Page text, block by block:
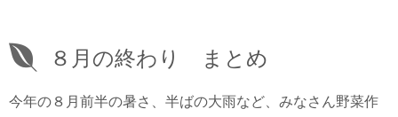
８月の終わり まとめ
今年の８月前半の暑さ、半ばの大雨など、みなさん野菜作